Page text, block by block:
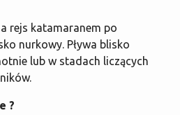
rejs katamaranem po
nurkowy. Pływa blisko
lub w stadach liczących
?